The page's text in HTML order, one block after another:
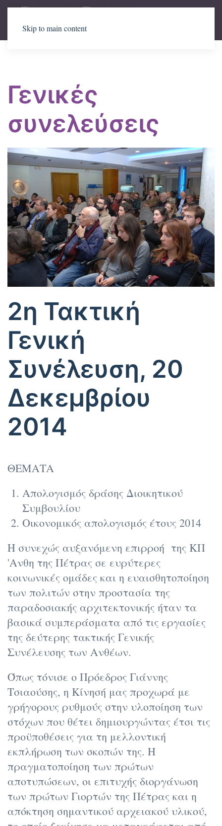
Skip to main content
Γενικές
συνελεύσεις
2η Τακτική
Γενική
Συνέλευση, 20
Δεκεμβρίου
2014
ΘΕΜΑΤΑ
Απολογισμός δράσης Διοικητικού
Συμβουλίου
Οικονομικός απολογισμός έτους 2014
Η συνεχώς αυξανόμενη επιρροή της ΚΠ
'Ανθη της Πέτρας σε ευρύτερες
κοινωνικές ομάδες και η ευαισθητοποίηση
των πολιτών στην προστασία της
παραδοσιακής αρχιτεκτονικής ήταν τα
βασικά συμπεράσματα από τις εργασίες
της δεύτερης τακτικής Γενικής
Συνέλευσης των Ανθέων.
Όπως τόνισε ο Πρόεδρος Γιάννης
Τσιαούσης, η Κίνησή μας προχωρά με
γρήγορους ρυθμούς στην υλοποίηση των
στόχων που θέτει δημιουργώντας έτσι τις
προϋποθέσεις για τη μελλοντική
εκπλήρωση των σκοπών της. Η
πραγματοποίηση των πρώτων
αποτυπώσεων, οι επιτυχής διοργάνωση
των πρώτων Γιορτών της Πέτρας και η
απόκτηση σημαντικού αρχειακού υλικού,